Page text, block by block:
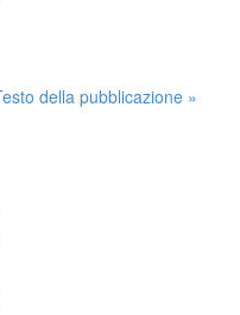
della pubblicazione »